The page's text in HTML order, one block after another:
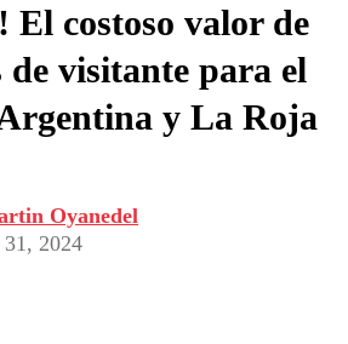
El costoso valor de
de visitante para el
y La Roja
Oyanedel
31, 2024